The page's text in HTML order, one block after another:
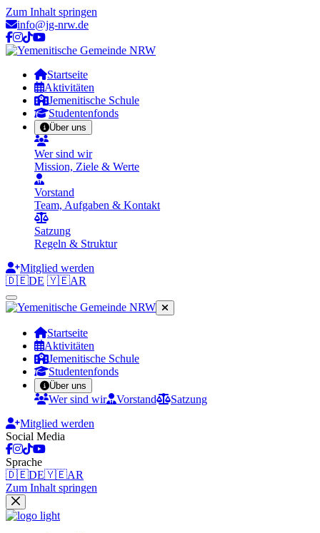
Zum Inhalt springen
info@jg-nrw.de
Startseite
Aktivitäten
Jemenitische Schule
Studentenfonds
Über uns
Wer sind wir
Mission, Ziele & Werte
Vorstand
Team, Aufgaben & Kontakt
Satzung
Regeln & Struktur
Mitglied werden
🇩🇪DE 🇾🇪AR
Startseite
Aktivitäten
Jemenitische Schule
Studentenfonds
Über uns
Wer sind wir Vorstand
Satzung
Mitglied werden
Social Media
Sprache
🇩🇪DE🇾🇪AR
Zum Inhalt springen